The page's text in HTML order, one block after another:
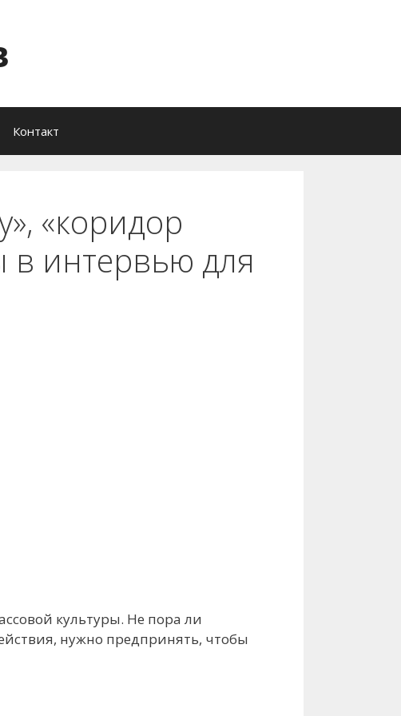
Контакт
«коридор
в интервью для
культуры. Не пора ли
нужно предпринять, чтобы